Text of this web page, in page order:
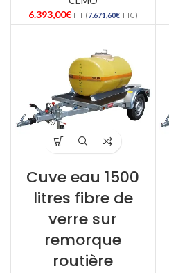
6.393,00€ HT (7.671,60€TTC)
Cuve eau 1500
litres fibre de
verre sur
remorque
routière